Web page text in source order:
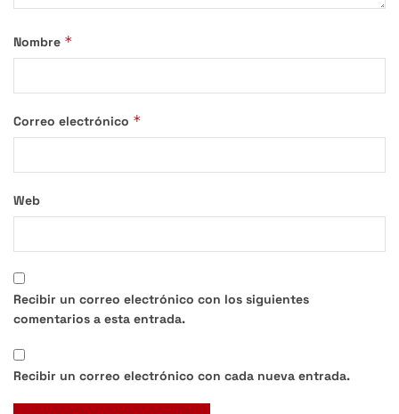
Nombre *
Correo electrónico *
Web
Recibir un correo electrónico con los siguientes
comentarios a esta entrada.
Recibir un correo electrónico con cada nueva entrada.